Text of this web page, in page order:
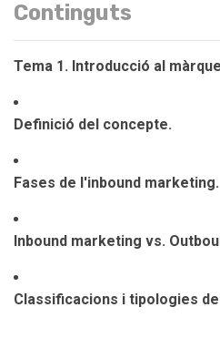
Continguts
Tema 1. Introducció al
Definició del concepte.
Fases de l'inbound marketing.
Inbound marketing vs.
Classificacions i tipologies